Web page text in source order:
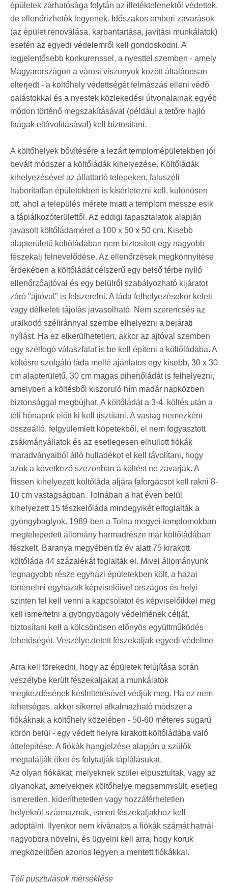
épületek zárhatósága folytán az illetéktelenektől védettek,
de ellenőrizhetők legyenek. Időszakos emberi zavarások
(az épület renoválása, karbantartása, javítási munkálatok)
esetén az egyedi védelemről kell gondoskodni. A
legjelentősebb konkurenssel, a nyesttel szemben - amely
Magyarországon a városi viszonyok között általánosan
elterjedt - a költőhely védettségét felmászás elleni védő
palástokkal és a nyestek közlekedési útvonalainak egyéb
módon történő megszakításával (például a tetőre hajló
faágak eltávolításával) kell biztosítani.
A költőhelyek bővítésére a lezárt templomépületekben jól
bevált módszer a költőládák kihelyezése. Költőládák
kihelyezésével az állattartó telepeken, faluszéli
háborítatlan épületekben is kísérletezni kell, különösen
ott, ahol a település mérete miatt a templom messze esik
a táplálkozóterülettől. Az eddigi tapasztalatok alapján
javasolt költőládaméret a 100 x 50 x 50 cm. Kisebb
alapterületű költőládában nem biztosított egy nagyobb
fészekalj felnevelődése. Az ellenőrzések megkönnyítése
érdekében a költőládát célszerű egy belső térbe nyíló
ellenőrzőajtóval és egy belülről szabályozható kijáratot
záró "ajtóval" is felszerelni. A láda felhelyezésekor keleti
vagy délkeleti tájolás javasolható. Nem szerencsés az
uralkodó széliránnyal szembe elhelyezni a bejárati
nyílást. Ha ez elkerülhetetlen, akkor az ajtóval szemben
egy szélfogó válaszfalat is be kell építeni a költőládába. A
költésre szolgáló láda mellé ajánlatos egy kisebb, 30 x 30
cm alapterületű, 30 cm magas pihenőládát is felhelyezni,
amelyben a költésből kiszoruló hím madár napközben
biztonsággal megbújhat. A költőládát a 3-4. költés után a
téli hónapok előtt ki kell tisztítani. A vastag nemezként
összeálló, felgyülemlett köpetekből, el nem fogyasztott
zsákmányállatok és az esetlegesen elhullott fiókák
maradványaiból álló hulladékot el kell távolítani, hogy
azok a következő szezonban a költést ne zavarják. A
frissen kihelyezett költőláda aljára faforgácsot kell rakni 8-
10 cm vastagságban. Tolnában a hat éven belül
kihelyezett 15 fészkelőláda mindegyikét elfoglalták a
gyöngybaglyok. 1989-ben a Tolna megyei templomokban
megtelepedett állomány harmadrésze már költőládában
fészkelt. Baranya megyében tíz év alatt 75 kirakott
költőláda 44 százalékát foglalták el. Mivel állományunk
legnagyobb része egyházi épületekben költ, a hazai
történelmi egyházak képviselőivel országos és helyi
szinten fel kell venni a kapcsolatot és képviselőikkel meg
kell ismertetni a gyöngybagoly védelmének célját,
biztosítani kell a kölcsönösen előnyös együttműködés
lehetőségét. Veszélyeztetett fészekaljak egyedi védelme
Arra kell törekedni, hogy az épületek felújítása során
veszélybe került fészekaljakat a munkálatok
megkezdésének késleltetésével védjük meg. Ha ez nem
lehetséges, akkor sikerrel alkalmazható módszer a
fiókáknak a költőhely közelében - 50-60 méteres sugarú
körön belül - egy védett helyre kirakott költőládába való
áttelepítése. A fiókák hangjelzése alapján a szülők
megtalálják őket és folytatják táplálásukat.
Az olyan fiókákat, melyeknek szülei elpusztultak, vagy az
olyanokat, amelyeknek költőhelye megsemmisült, esetleg
ismeretlen, kideríthetetlen vagy hozzáférhetetlen
helyekről származnak, ismert fészekaljakhoz kell
adoptálni. Ilyenkor nem kívánatos a fiókák számát hatnál
nagyobbra növelni, és ügyelni kell arra, hogy koruk
megközelítően azonos legyen a mentett fiókákkal.
Téli pusztulások mérséklése